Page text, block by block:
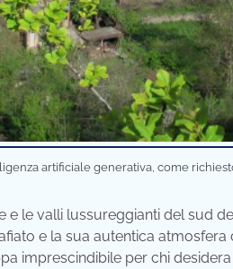
artificiale generativa, come
le valli lussureggianti del sud
e la sua autentica
imprescindibile per chi